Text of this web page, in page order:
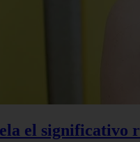
el significativo